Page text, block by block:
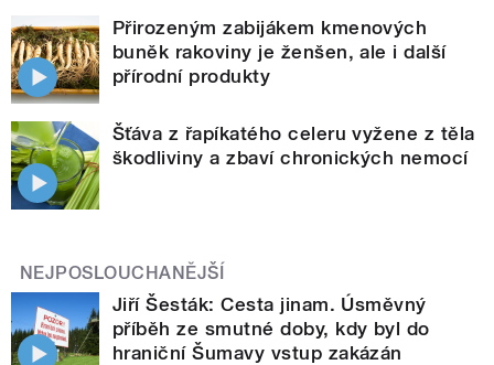
Přirozeným zabijákem kmenových
buněk rakoviny je ženšen, ale i další
přírodní produkty
Šťáva z řapíkatého celeru vyžene z těla
škodliviny a zbaví chronických nemocí
NEJPOSLOUCHANĚJŠÍ
Jiří Šesták: Cesta jinam. Úsměvný
příběh ze smutné doby, kdy byl do
hraniční Šumavy vstup zakázán